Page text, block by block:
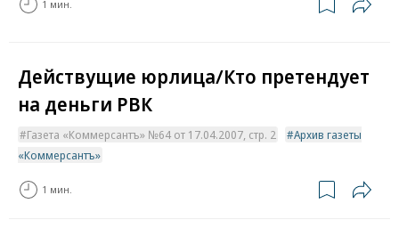
1 мин.
Действущие юрлица/Кто претендует
на деньги РВК
Газета «Коммерсантъ» №64 от 17.04.2007, стр. 2
Архив газеты
«Коммерсантъ»
1 мин.